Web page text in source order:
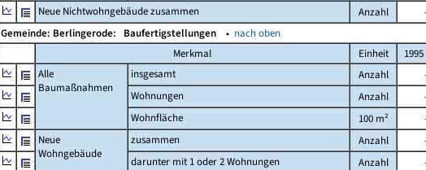
Neue Nichtwohngebäude zusammen
Anzahl
Gemeinde: Berlingerode: Baufertigstellungen ▴ nach oben
Merkmal
Einheit 1995
Alle
Baumaßnahmen
insgesamt Anzahl
Wohnungen
Anzahl
Wohnfläche
100 m²
Neue
Wohngebäude
zusammen Anzahl
darunter mit 1 oder 2 Wohnungen
Anzahl